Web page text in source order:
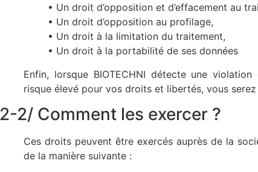
• Un droit d’opposition et d’effacement au
• Un droit d’opposition au profilage,
• Un droit à la limitation du traitement,
• Un droit à la portabilité de ses données
Enfin, lorsque BIOTECHNI détecte une
risque élevé pour vos droits et libertés, vous
2-2/ Comment les exercer ?
Ces droits peuvent être exercés auprès de la
de la manière suivante :